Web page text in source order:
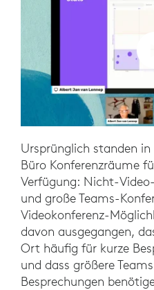
Ursprünglich standen
Büro Konferenzräume
Verfügung: Nicht-
und große Teams-
Videokonferenz-
davon ausgegangen,
Ort häufig für kurze
und dass größere
Besprechungen